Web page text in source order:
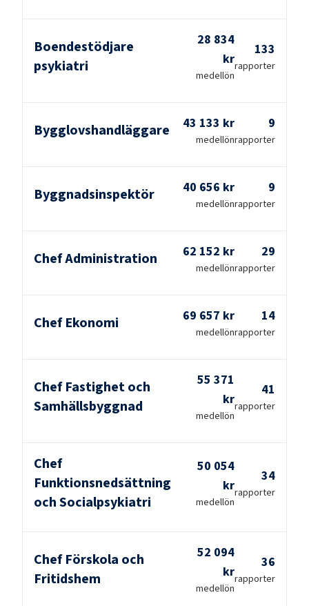
Boendestödjare
psykiatri
28 834
kr
medellön
133
rapporter
Bygglovshandläggare 43 133 kr
medellön
9
rapporter
Byggnadsinspektör 40 656 kr
medellön
9
rapporter
Chef Administration 62 152 kr
medellön
29
rapporter
Chef Ekonomi 69 657 kr
medellön
14
rapporter
Chef Fastighet och
Samhällsbyggnad
55 371
kr
medellön
41
rapporter
Chef
Funktionsnedsättning
och Socialpsykiatri
50 054
kr
medellön
34
rapporter
Chef Förskola och
Fritidshem
52 094
kr
medellön
36
rapporter